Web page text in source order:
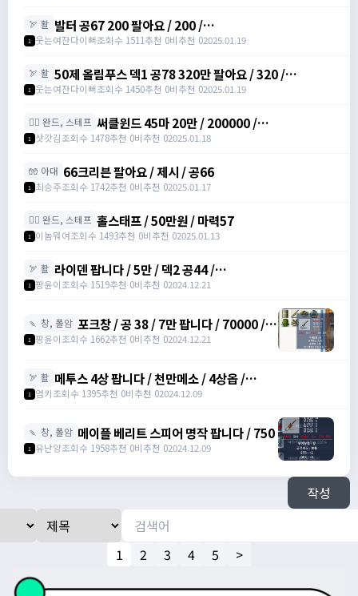
🏹 활 발터 공67 200 팔아요 / 200 /
https://open.kakao.com/o/sudvnjbh
1 웃는여잔다이뻐조회수 1511추천 0비추천 02025.01.19
🏹 활 50제 올림푸스 덱1 공78 320만 팔아요 / 320 /
https://open.kakao.com/o/sudvnjbh
1 웃는여잔다이뻐조회수 1450추천 0비추천 02025.01.19
🧙‍♀️ 완드, 스테프 써클윈드 45마 20만 / 200000 /
https://open.kakao.com/o/sqsdWdbh
1 삿갓김조회수 1478추천 0비추천 02025.01.18
🧤 아대 66크리븐 팔아요 / 제시 / 공66
1 최승주조회수 1742추천 0비추천 02025.01.17
🧙‍♀️ 완드, 스테프 홀스태프 / 50만원 / 마력57
1 이놈뭐여조회수 1493추천 0비추천 02025.01.13
🏹 활 라이덴 팝니다 / 5만 / 덱2 공44 /
https://open.kakao.com/o/szTBqf6g
1 팡윤이조회수 1519추천 0비추천 02024.12.21
🍡 창, 폴암 포크창 / 공 38 / 7만 팝니다 / 70000 /
포크 창 /
https://open.kakao.com/o/szTBqf6g
1 팡윤이조회수 1662추천 0비추천 02024.12.21
🏹 활 메투스 4상 팝니다 / 천만메소 / 4상옵 /
https://open.kakao.com/o/srDmv3Wf
1 엄키조회수 1395추천 0비추천 02024.12.09
🍡 창, 폴암 메이플 베리트 스피어 명작 팝니다 / 750
1 유난양조회수 1958추천 0비추천 02024.12.09
작성
1 2 3 4 5 >